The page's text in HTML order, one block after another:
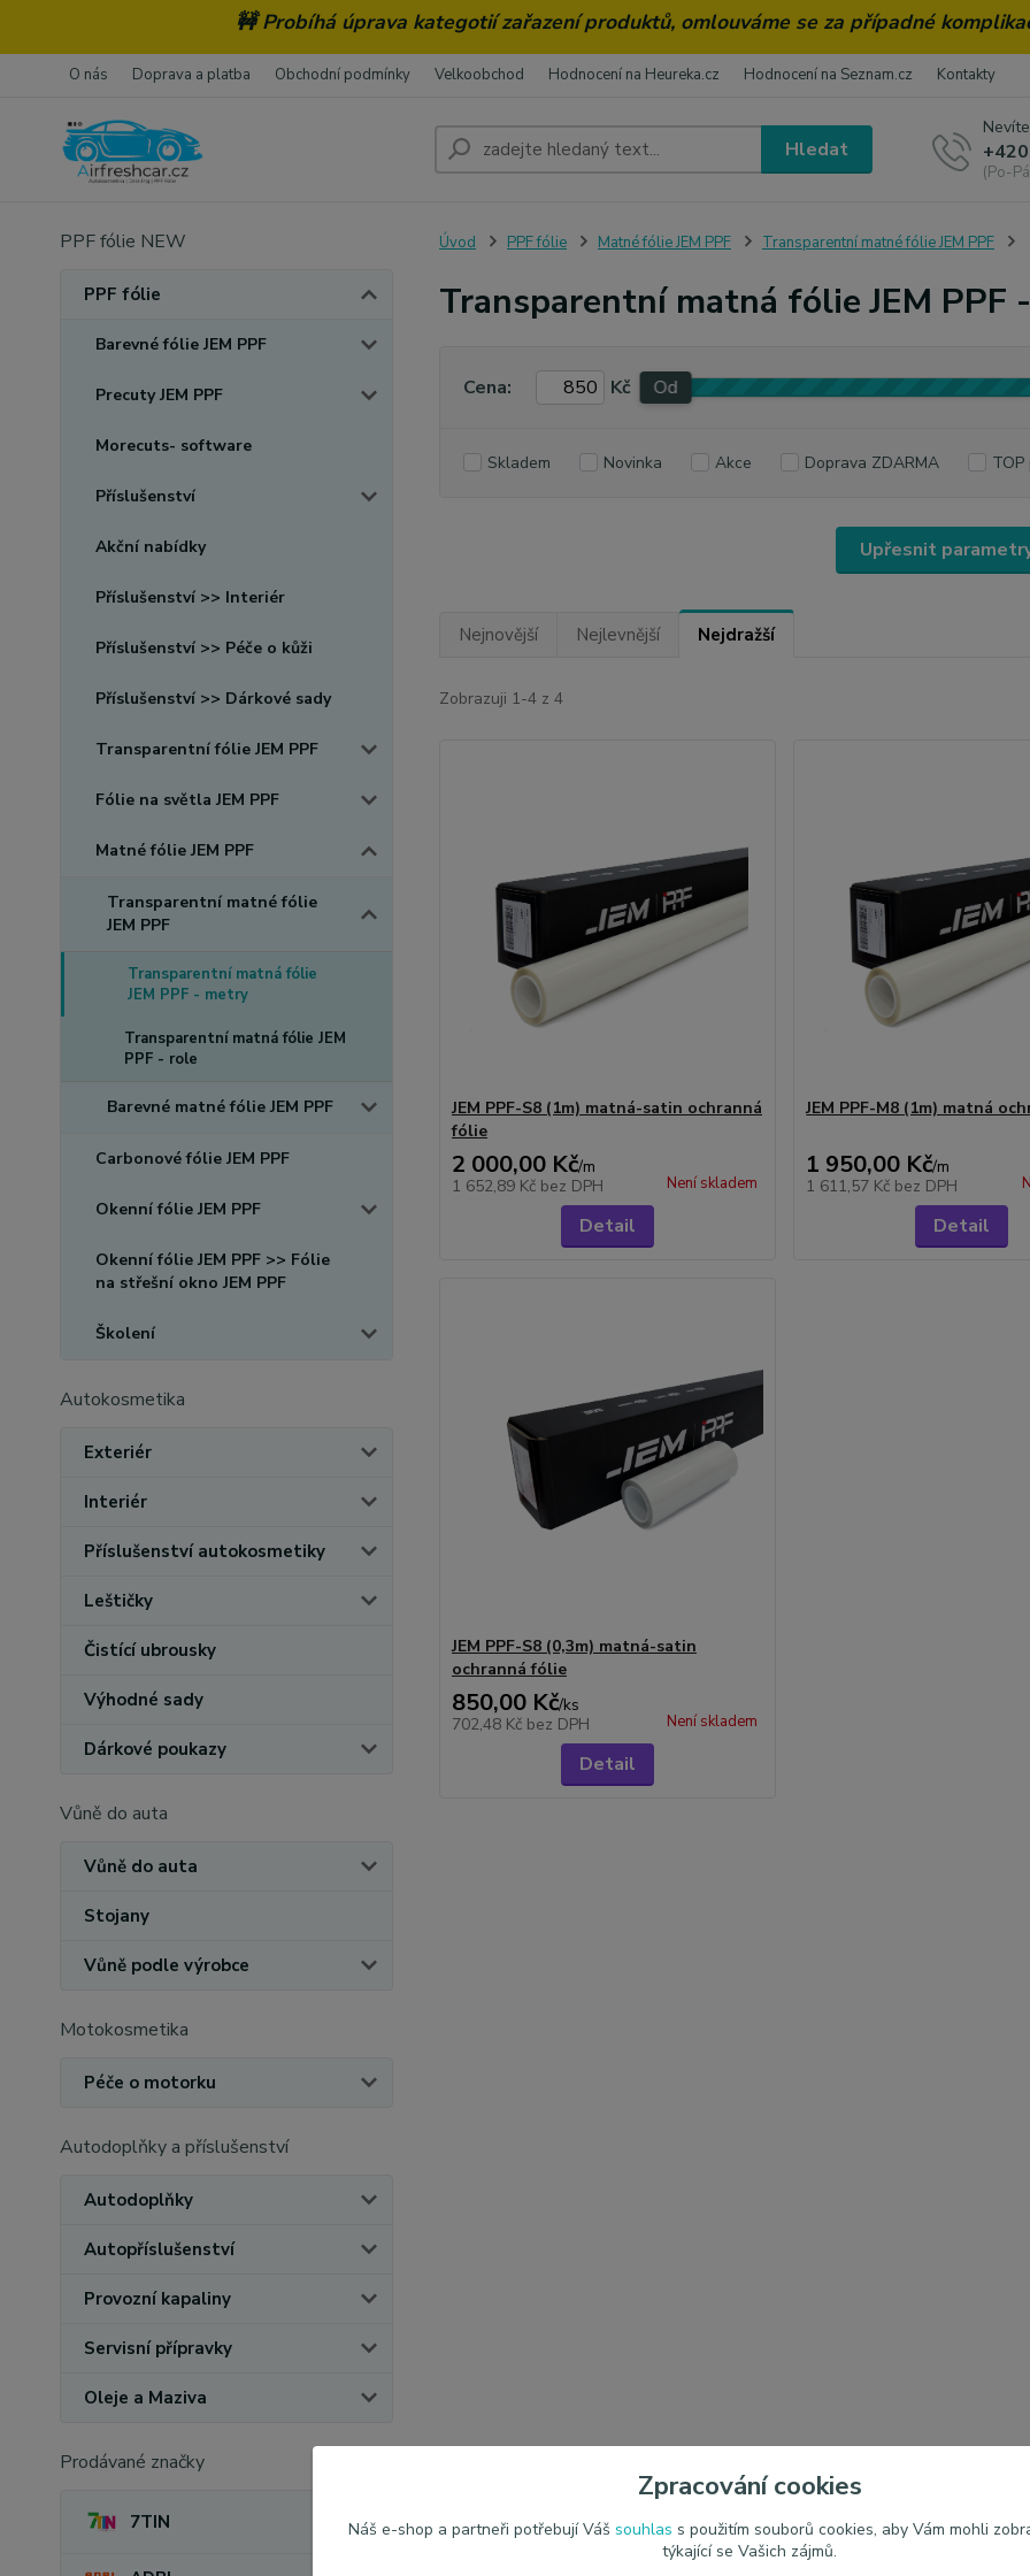
🚧 Probíhá úprava kategotií zařazení produktů, omlouváme se za případné
O nás Doprava a platba Obchodní podmínky Velkoobchod Hodnocení na Heureka.cz Hodnocení na Seznam.cz Kontakty
Hledat
(Po-
PPF fólie NEW
PPF fólie
Barevné fólie JEM PPF
Precuty JEM PPF
Morecuts- software
Příslušenství
Akční nabídky
Příslušenství >> Interiér
Příslušenství >> Péče o kůži
Příslušenství >> Dárkové sady
Transparentní fólie JEM PPF
Fólie na světla JEM PPF
Matné fólie JEM PPF
Transparentní matné fólie
JEM PPF
Transparentní matná fólie
JEM PPF - metry
Transparentní matná fólie JEM
PPF - role
Barevné matné fólie JEM PPF
Carbonové fólie JEM PPF
Okenní fólie JEM PPF
Okenní fólie JEM PPF >> Fólie
na střešní okno JEM PPF
Školení
Autokosmetika
Exteriér
Interiér
Příslušenství autokosmetiky
Leštičky
Čistící ubrousky
Výhodné sady
Dárkové poukazy
Vůně do auta
Vůně do auta
Stojany
Vůně podle výrobce
Motokosmetika
Péče o motorku
Autodoplňky a příslušenství
Autodoplňky
Autopříslušenství
Provozní kapaliny
Servisní přípravky
Oleje a Maziva
Prodávané značky
7TIN
Úvod PPF fólie Matné fólie JEM PPF Transparentní matné fólie JEM PPF
Transparentní matná fólie JEM PPF
Upřesnit
Cena: Kč Od
Skladem Novinka Akce Doprava ZDARMA
Nejnovější Nejlevnější Nejdražší
Zobrazuji 1-4 z 4
JEM PPF-S8 (1m) matná-satin ochranná
fólie
2 000,00 Kč/m
1 652,89 Kč bez DPH Není skladem
Detail
JEM PPF-M8 (1m) matná
1 950,00 Kč/m
1 611,57 Kč bez DPH
Detail
JEM PPF-S8 (0,3m) matná-satin
ochranná fólie
850,00 Kč/ks
702,48 Kč bez DPH Není skladem
Detail
Zpracování cookies
Náš e-shop a partneři potřebují Váš souhlas s použitím souborů cookies, aby Vám mohli
týkající se Vašich zájmů.